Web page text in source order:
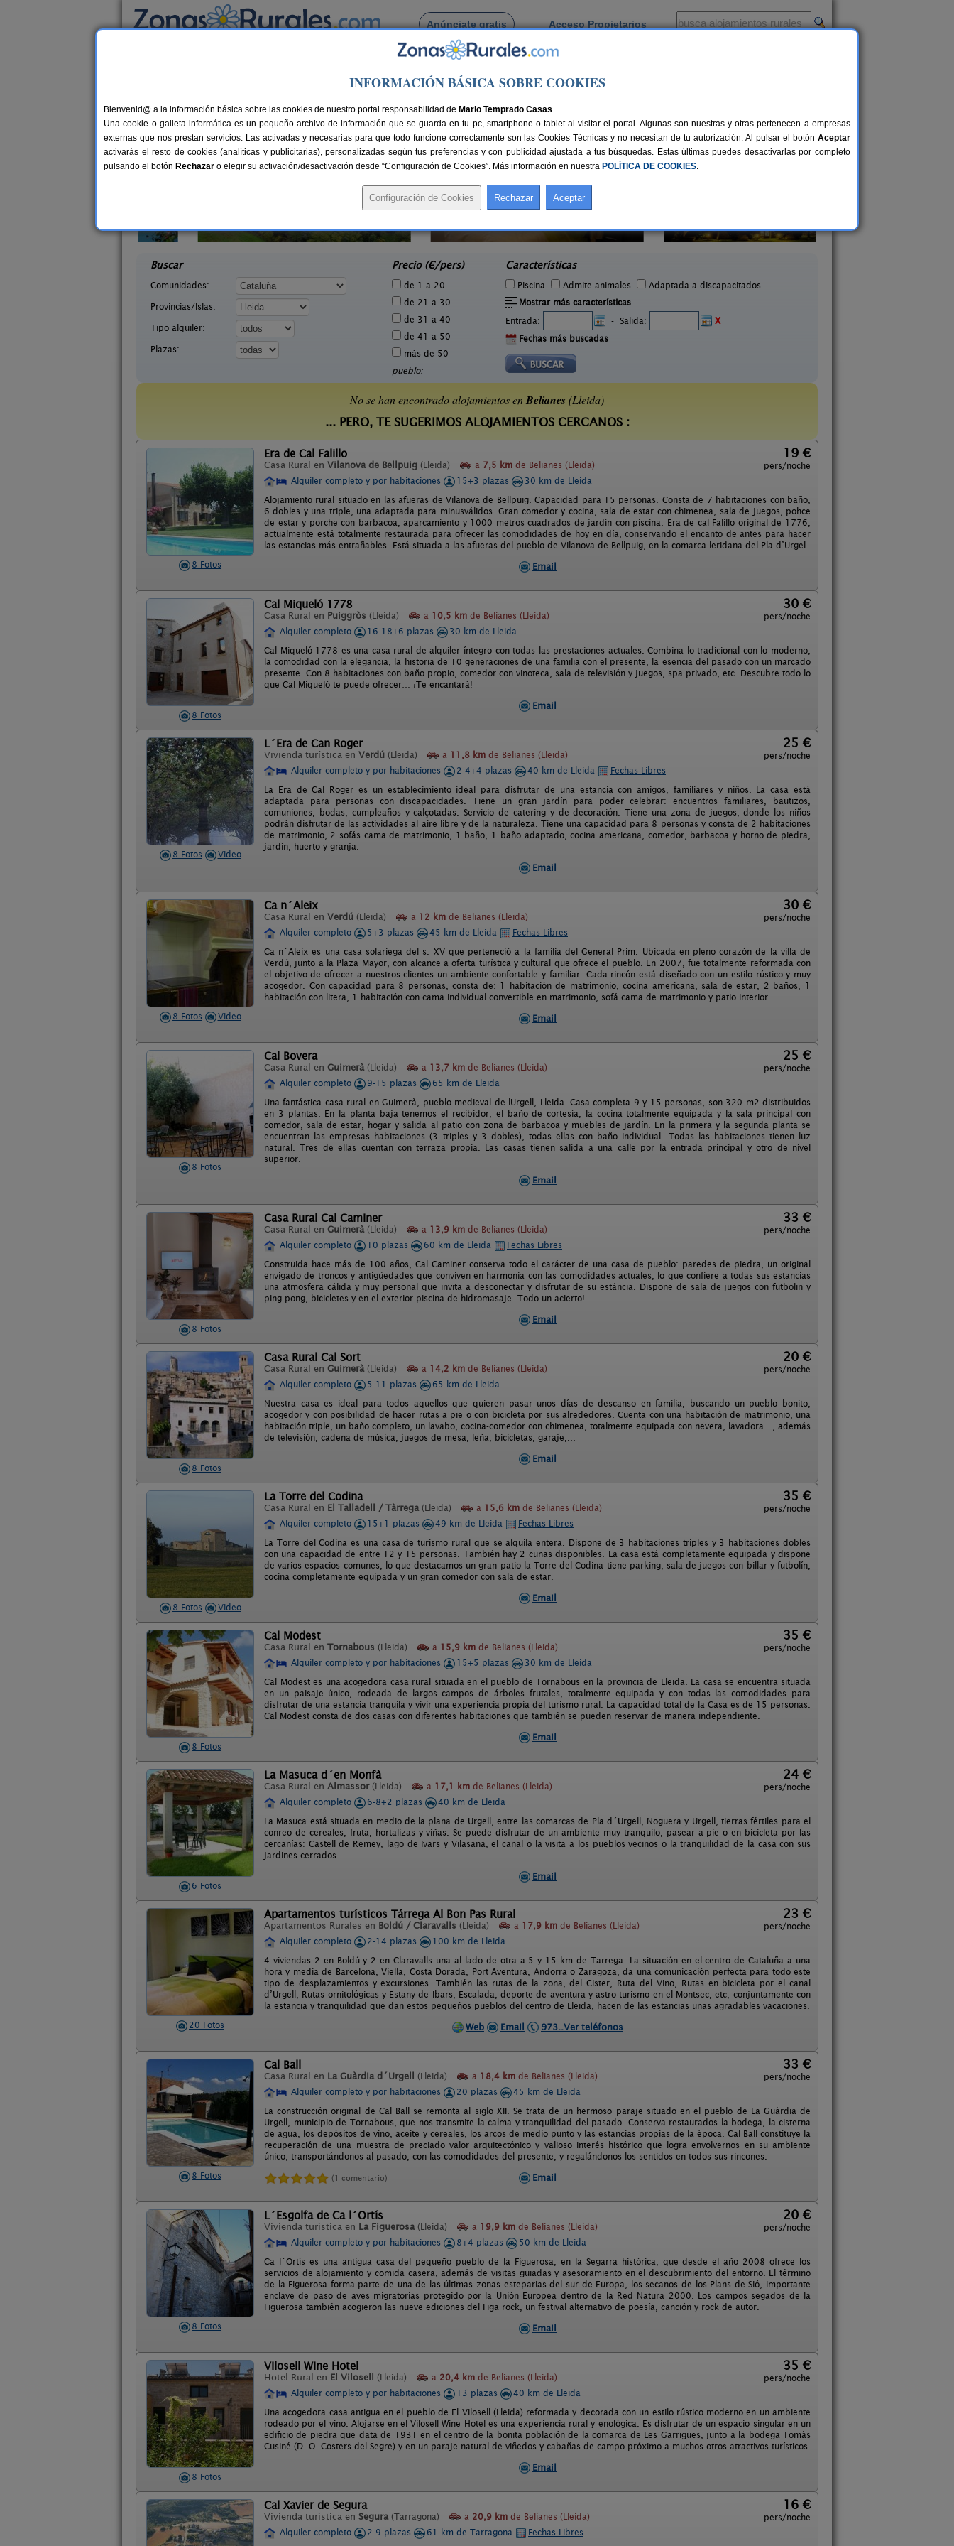
Anúnciate gratis Acceso Propietarios
Busca por pueblo
Casas Rurales cerca de Belianes
25 €
2-14 pers.
23 €
Apartamentos turísticos Tárrega
Al Bon Pas Rural
Buscar
Comunidades:
Provincias/Islas:
Tipo alquiler:
Plazas:
Precio (€/pers)
de 1 a 20
de 21 a 30
de 31 a 40
de 41 a 50
más de 50
pueblo:
Características
Piscina Admite animales
Adaptada a discapacitados
Mostrar más características
Entrada:
- Salida:
X
Fechas más buscadas
No se han encontrado alojamientos enBelianes(Lleida)
... PERO, TE SUGERIMOS ALOJAMIENTOS CERCANOS :
8 Fotos
Era de Cal Falillo
Casa Rural en Vilanova de Bellpuig (Lleida) a 7,5 km de Belianes (Lleida)
19 €
pers/noche
Alquiler completo y por habitaciones
15+3 plazas
30 km de Lleida
Alojamiento rural situado en las afueras de Vilanova de Bellpuig. Capacidad para 15 personas. Consta de 7 habitaciones con baño,
6 dobles y una triple, una adaptada para minusválidos. Gran comedor y cocina, sala de estar con chimenea, sala de juegos, pohce
de estar y porche con barbacoa, aparcamiento y 1000 metros cuadrados de jardín con piscina. Era de cal Falillo original de 1776,
actualmente está totalmente restaurada para ofrecer las comodidades de hoy en día, conservando el encanto de antes para hacer
las estancias más entrañables. Está situada a las afueras del pueblo de Vilanova de Bellpuig, en la comarca leridana del Pla d’Urgel.
Email
8 Fotos
Cal Miqueló 1778
Casa Rural en Puiggròs (Lleida) a 10,5 km de Belianes (Lleida)
30 €
pers/noche
Alquiler completo
16-18+6 plazas
30 km de Lleida
Cal Miqueló 1778 es una casa rural de alquiler íntegro con todas las prestaciones actuales. Combina lo tradicional con lo moderno,
la comodidad con la elegancia, la historia de 10 generaciones de una familia con el presente, la esencia del pasado con un marcado
presente. Con 8 habitaciones con baño propio, comedor con vinoteca, sala de televisión y juegos, spa privado, etc. Descubre todo lo
que Cal Miqueló te puede ofrecer… ¡Te encantará!
Email
8 Fotos Video
L´Era de Can Roger
Vivienda turística en Verdú (Lleida) a 11,8 km de Belianes (Lleida)
25 €
pers/noche
Alquiler completo y por habitaciones
2-4+4 plazas 40 km de Lleida
Fechas Libres
La Era de Cal Roger es un establecimiento ideal para disfrutar de una estancia con amigos, familiares y niños. La casa está
adaptada para personas con discapacidades. Tiene un gran jardín para poder celebrar: encuentros familiares, bautizos,
comuniones, bodas, cumpleaños y calçotadas. Servicio de catering y de decoración. Tiene una zona de juegos, donde los niños
podrán disfrutar de las actividades al aire libre y de la naturaleza. Tiene una capacidad para 8 personas y consta de 2 habitaciones
de matrimonio, 2 sofás cama de matrimonio, 1 baño, 1 baño adaptado, cocina americana, comedor, barbacoa y horno de piedra,
jardín, huerto y granja.
Email
8 Fotos Video
Ca n´Aleix
Casa Rural en Verdú (Lleida) a 12 km de Belianes (Lleida)
30 €
pers/noche
Alquiler completo
5+3 plazas 45 km de Lleida
Fechas Libres
Ca n´Aleix es una casa solariega del s. XV que perteneció a la familia del General Prim. Ubicada en pleno corazón de la villa de
Verdú, junto a la Plaza Mayor, con alcance a oferta turística y cultural que ofrece el pueblo. En 2007, fue totalmente reformada con
el objetivo de ofrecer a nuestros clientes un ambiente confortable y familiar. Cada rincón está diseñado con un estilo rústico y muy
acogedor. Con capacidad para 8 personas, consta de: 1 habitación de matrimonio, cocina americana, sala de estar, 2 baños, 1
habitación con litera, 1 habitación con cama individual convertible en matrimonio, sofá cama de matrimonio y patio interior.
Email
8 Fotos
Cal Bovera
Casa Rural en Guimerà (Lleida) a 13,7 km de Belianes (Lleida)
25 €
pers/noche
Alquiler completo
9-15 plazas
65 km de Lleida
Una fantástica casa rural en Guimerà, pueblo medieval de lUrgell, Lleida. Casa completa 9 y 15 personas, son 320 m2 distribuidos
en 3 plantas. En la planta baja tenemos el recibidor, el baño de cortesía, la cocina totalmente equipada y la sala principal con
comedor, sala de estar, hogar y salida al patio con zona de barbacoa y muebles de jardín. En la primera y la segunda planta se
encuentran las empresas habitaciones (3 triples y 3 dobles), todas ellas con baño individual. Todas las habitaciones tienen luz
natural. Tres de ellas cuentan con terraza propia. Las casas tienen salida a una calle por la entrada principal y otro de nivel
superior.
Email
8 Fotos
Casa Rural Cal Caminer
Casa Rural en Guimerà (Lleida) a 13,9 km de Belianes (Lleida)
33 €
pers/noche
Alquiler completo
10 plazas 60 km de Lleida
Fechas Libres
Construida hace más de 100 años, Cal Caminer conserva todo el carácter de una casa de pueblo: paredes de piedra, un original
envigado de troncos y antigüedades que conviven en harmonia con las comodidades actuales, lo que confiere a todas sus estancias
una atmosfera cálida y muy personal que invita a desconectar y disfrutar de su estáncia. Dispone de sala de juegos con futbolin y
ping-pong, bicicletes y en el exterior piscina de hidromasaje. Todo un acierto!
Email
8 Fotos
Casa Rural Cal Sort
Casa Rural en Guimerà (Lleida) a 14,2 km de Belianes (Lleida)
20 €
pers/noche
Alquiler completo
5-11 plazas
65 km de Lleida
Nuestra casa es ideal para todos aquellos que quieren pasar unos días de descanso en familia, buscando un pueblo bonito,
acogedor y con posibilidad de hacer rutas a pie o con bicicleta por sus alrededores. Cuenta con una habitación de matrimonio, una
habitación triple, un baño completo, un lavabo, cocina-comedor con chimenea, totalmente equipada con nevera, lavadora..., además
de televisión, cadena de música, juegos de mesa, leña, bicicletas, garaje,...
Email
8 Fotos Video
La Torre del Codina
Casa Rural en El Talladell / Tàrrega (Lleida) a 15,6 km de Belianes (Lleida)
35 €
pers/noche
Alquiler completo
15+1 plazas 49 km de Lleida
Fechas Libres
La Torre del Codina es una casa de turismo rural que se alquila entera. Dispone de 3 habitaciones triples y 3 habitaciones dobles
con una capacidad de entre 12 y 15 personas. También hay 2 cunas disponibles. La casa está completamente equipada y dispone
de varios espacios comunes, lo que destacamos un gran patio la Torre del Codina tiene parking, sala de juegos con billar y futbolín,
cocina completamente equipada y un gran comedor con sala de estar.
Email
8 Fotos
Cal Modest
Casa Rural en Tornabous (Lleida) a 15,9 km de Belianes (Lleida)
35 €
pers/noche
Alquiler completo y por habitaciones
15+5 plazas
30 km de Lleida
Cal Modest es una acogedora casa rural situada en el pueblo de Tornabous en la provincia de Lleida. La casa se encuentra situada
en un paisaje único, rodeada de largos campos de árboles frutales, totalmente equipada y con todas las comodidades para
disfrutar de una estancia tranquila y vivir una experiencia propia del turismo rural. La capacidad total de la Casa es de 15 personas.
Cal Modest consta de dos casas con diferentes habitaciones que también se pueden reservar de manera independiente.
Email
6 Fotos
La Masuca d´en Monfà
Casa Rural en Almassor (Lleida) a 17,1 km de Belianes (Lleida)
24 €
pers/noche
Alquiler completo
6-8+2 plazas
40 km de Lleida
La Masuca está situada en medio de la plana de Urgell, entre las comarcas de Pla d´Urgell, Noguera y Urgell, tierras fértiles para el
conreo de cereales, fruta, hortalizas y viñas. Se puede disfrutar de un ambiente muy tranquilo, pasear a pie o en bicicleta por las
cercanías: Castell de Remey, lago de Ivars y Vilasana, el canal o la visita a los pueblos vecinos o la tranquilidad de la casa con sus
jardines cerrados.
Email
20 Fotos
Apartamentos turísticos Tárrega Al Bon Pas Rural
Apartamentos Rurales en Boldú / Claravalls (Lleida) a 17,9 km de Belianes (Lleida)
23 €
pers/noche
Alquiler completo
2-14 plazas
100 km de Lleida
4 viviendas 2 en Boldú y 2 en Claravalls una al lado de otra a 5 y 15 km de Tarrega. La situación en el centro de Cataluña a una
hora y media de Barcelona, Viella, Costa Dorada, Port Aventura, Andorra o Zaragoza, da una comunicación perfecta para todo este
tipo de desplazamientos y excursiones. También las rutas de la zona, del Cister, Ruta del Vino, Rutas en bicicleta por el canal
d’Urgell, Rutas ornitológicas y Estany de Ibars, Escalada, deporte de aventura y astro turismo en el Montsec, etc, conjuntamente con
la estancia y tranquilidad que dan estos pequeños pueblos del centro de Lleida, hacen de las estancias unas agradables vacaciones.
Web
Email 973..Ver teléfonos
8 Fotos
Cal Ball
Casa Rural en La Guàrdia d´Urgell (Lleida) a 18,4 km de Belianes (Lleida)
33 €
pers/noche
Alquiler completo y por habitaciones
20 plazas
45 km de Lleida
La construcción original de Cal Ball se remonta al siglo XII. Se trata de un hermoso paraje situado en el pueblo de La Guàrdia de
Urgell, municipio de Tornabous, que nos transmite la calma y tranquilidad del pasado. Conserva restaurados la bodega, la cisterna
de agua, los depósitos de vino, aceite y cereales, los arcos de medio punto y las estancias propias de la época. Cal Ball constituye la
recuperación de una muestra de preciado valor arquitectónico y valioso interés histórico que logra envolvernos en su ambiente
único; transportándonos al pasado, con las comodidades del presente, y regalándonos los sentidos en todos sus rincones.
(1 comentario) Email
8 Fotos
L´Esgolfa de Ca l´Ortís
Vivienda turística en La Figuerosa (Lleida) a 19,9 km de Belianes (Lleida)
20 €
pers/noche
Alquiler completo y por habitaciones
8+4 plazas
50 km de Lleida
Ca l´Ortís es una antigua casa del pequeño pueblo de la Figuerosa, en la Segarra histórica, que desde el año 2008 ofrece los
servicios de alojamiento y comida casera, además de visitas guiadas y asesoramiento en el descubrimiento del entorno. El término
de la Figuerosa forma parte de una de las últimas zonas esteparias del sur de Europa, los secanos de los Plans de Sió, importante
enclave de paso de aves migratorias protegido por la Unión Europea dentro de la Red Natura 2000. Los campos segados de la
Figuerosa también acogieron las nueve ediciones del Figa rock, un festival alternativo de poesía, canción y rock de autor.
Email
8 Fotos
Vilosell Wine Hotel
Hotel Rural en El Vilosell (Lleida) a 20,4 km de Belianes (Lleida)
35 €
pers/noche
Alquiler completo y por habitaciones
13 plazas
40 km de Lleida
Una acogedora casa antigua en el pueblo de El Vilosell (Lleida) reformada y decorada con un estilo rústico moderno en un ambiente
rodeado por el vino. Alojarse en el Vilosell Wine Hotel es una experiencia rural y enológica. Es disfrutar de un espacio singular en un
edificio de piedra que data de 1931 en el centro de la bonita población de la comarca de Les Garrigues, junto a la bodega Tomàs
Cusiné (D. O. Costers del Segre) y en un paraje natural de viñedos y cabañas de campo próximo a muchos otros atractivos turísticos.
Email
Cal Xavier de Segura
Vivienda turística en Segura (Tarragona) a 20,9 km de Belianes (Lleida)
16 €
pers/noche
Alquiler completo
2-9 plazas 61 km de Tarragona
Fechas Libres
INFORMACIÓN BÁSICA SOBRE COOKIES
Bienvenid@ a la información básica sobre las cookies de nuestro portal responsabilidad de Mario Temprado Casas.
Una cookie o galleta informática es un pequeño archivo de información que se guarda en tu pc, smartphone o tablet al visitar el portal. Algunas son nuestras y otras pertenecen a empresas
externas que nos prestan servicios. Las activadas y necesarias para que todo funcione correctamente son las Cookies Técnicas y no necesitan de tu autorización. Al pulsar el botón Aceptar
activarás el resto de cookies (analíticas y publicitarias), personalizadas según tus preferencias y con publicidad ajustada a tus búsquedas. Estas últimas puedes desactivarlas por completo
pulsando el botón Rechazar o elegir su activación/desactivación desde “Configuración de Cookies”. Más información en nuestra POLÍTICA DE COOKIES.